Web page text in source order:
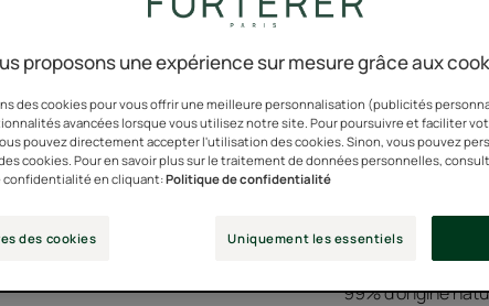
D'ingredients
Le soin concentré
pointes abimées
Formule
rinçage.
99% d'origine
proposons une expérience sur mesure grâce aux
des cookies pour vous offrir une meilleure personnalisation (publicités
avancées lorsque vous utilisez notre site. Pour poursuivre et faciliter
pouvez directement accepter l'utilisation des cookies. Sinon, vous pouvez
cookies. Pour en savoir plus sur le traitement de données personnelles,
en cliquant:Politique de confidentialité
des cookies Uniquement les essentiels